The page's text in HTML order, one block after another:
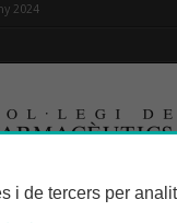
2024
i de tercers per